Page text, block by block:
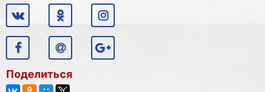
Поделиться